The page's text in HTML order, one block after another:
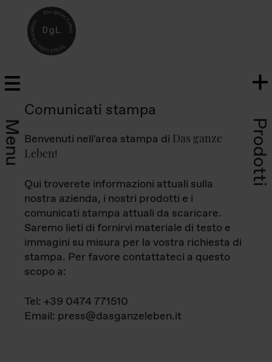
Menu Prodotti
Comunicati stampa
Benvenuti nell'area stampa di Das ganze
Leben!
Qui troverete informazioni attuali sulla
nostra azienda, i nostri prodotti e i
comunicati stampa attuali da scaricare.
Saremo lieti di fornirvi materiale di testo e
immagini su misura per la vostra richiesta di
stampa. Per favore contattateci a questo
scopo a:
Tel: +39 0474 771510
Email: press@dasganzeleben.it